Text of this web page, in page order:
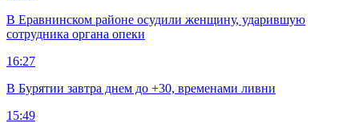
В Еравнинском районе осудили женщину, ударившую
сотрудника органа опеки
16:27
В Бурятии завтра днем до +30, временами ливни
15:49